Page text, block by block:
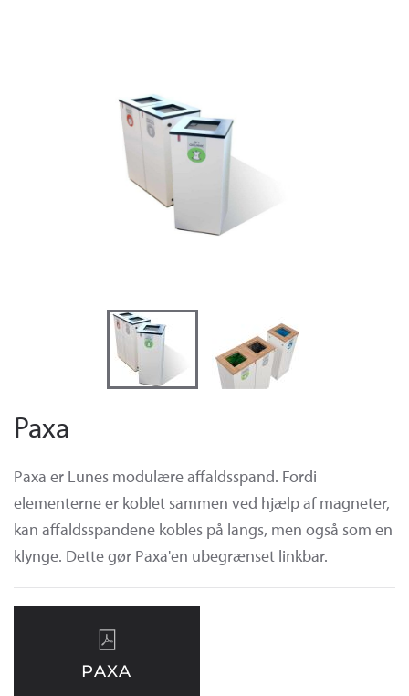
Paxa
Paxa er Lunes modulære affaldsspand. Fordi
elementerne er koblet sammen ved hjælp af magneter,
kan affaldsspandene kobles på langs, men også som en
klynge. Dette gør Paxa'en ubegrænset linkbar.
PAXA